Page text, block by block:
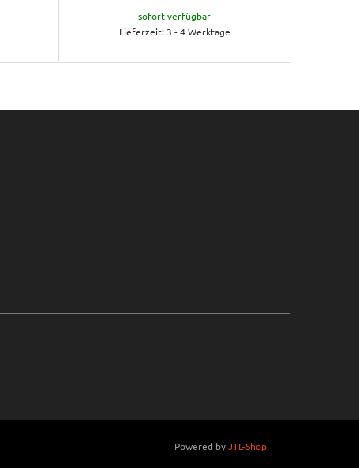
sofort verfügbar
Lieferzeit: 3 - 4 Werktage
Powered byJTL-Shop